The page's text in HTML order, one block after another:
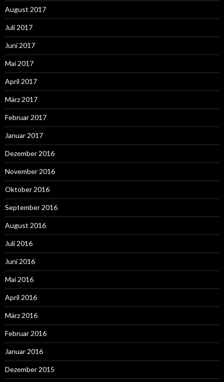
August 2017
Juli 2017
Juni 2017
Mai 2017
April 2017
März 2017
Februar 2017
Januar 2017
Dezember 2016
November 2016
Oktober 2016
September 2016
August 2016
Juli 2016
Juni 2016
Mai 2016
April 2016
März 2016
Februar 2016
Januar 2016
Dezember 2015